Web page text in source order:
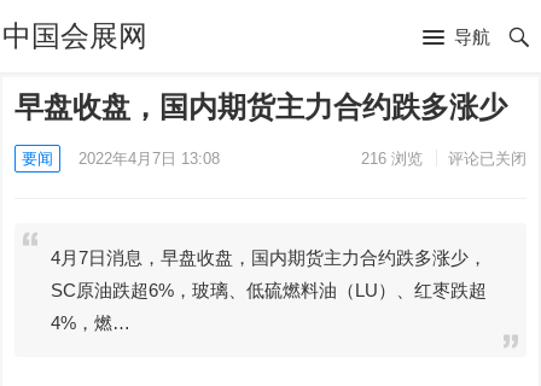
中国会展网 导航
早盘收盘，国内期货主力合约跌多涨少
要闻 2022年4月7日 13:08 216浏览 评论已关闭
4月7日消息，早盘收盘，国内期货主力合约跌多涨少，
SC原油跌超6%，玻璃、低硫燃料油（LU）、红枣跌超
4%，燃…